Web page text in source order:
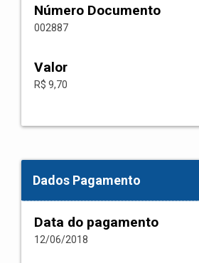
Número Documento
002887
Valor
R$ 9,70
Dados Pagamento
Data do pagamento
12/06/2018